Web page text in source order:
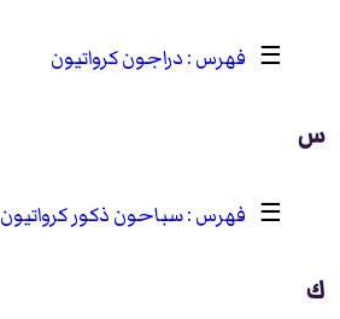
☰ دراجون كرواتيون
س
☰ سباحون ذكور كرواتيون
ك